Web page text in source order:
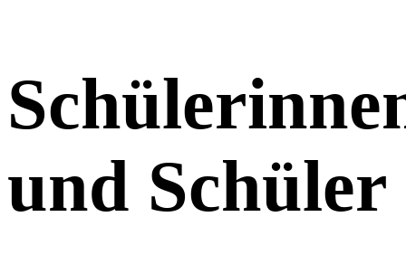
und Schüler